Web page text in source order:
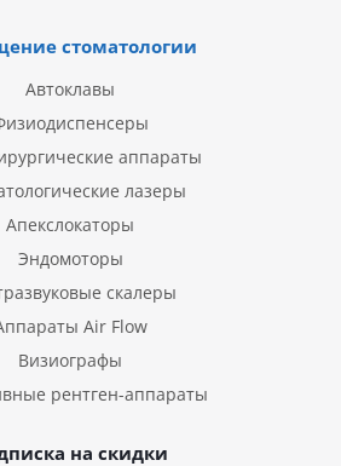
стоматологии
Автоклавы
аппараты
лазеры
Апекслокаторы
Эндомоторы
скалеры
Air Flow
Визиографы
рентген-аппараты
на скидки